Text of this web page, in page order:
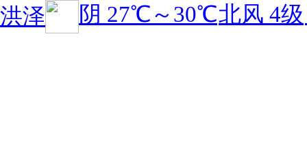
洪泽 阴 27℃～ 30℃北风 4级